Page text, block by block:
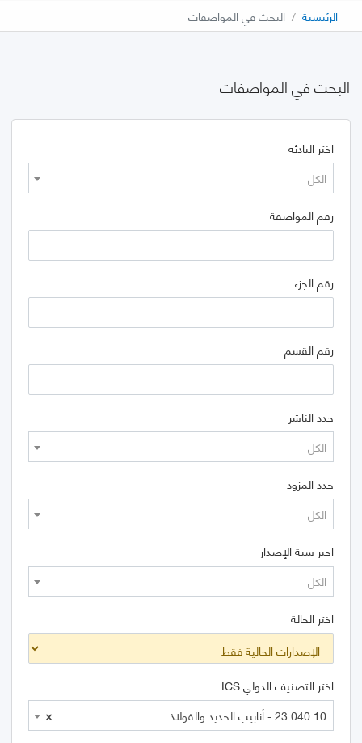
الرئيسية البحث في المواصفات
البحث في المواصفات
اختر البادئة
الكل
رقم المواصفة
رقم الجزء
رقم القسم
حدد الناشر
الكل
حدد المزود
الكل
اختر سنة الإصدار
الكل
اختر الحالة
اختر التصنيف الدولي ICS
×
23.040.10 - أنابيب الحديد والفولاذ